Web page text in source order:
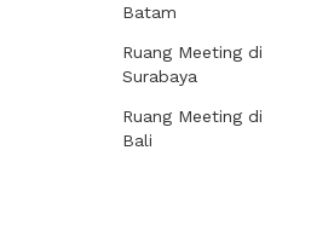
Batam
Ruang Meeting di
Surabaya
Ruang Meeting di
Bali